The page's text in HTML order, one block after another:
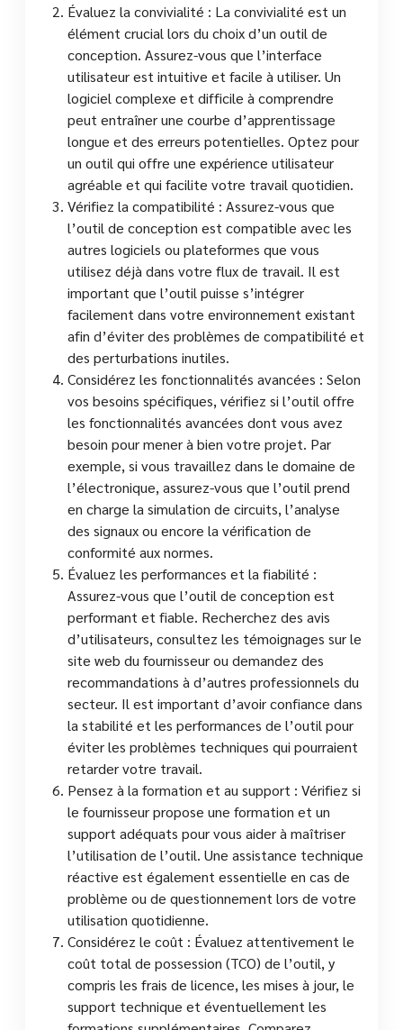
Évaluez la convivialité : La convivialité est un
élément crucial lors du choix d’un outil de
conception. Assurez-vous que l’interface
utilisateur est intuitive et facile à utiliser. Un
logiciel complexe et difficile à comprendre
peut entraîner une courbe d’apprentissage
longue et des erreurs potentielles. Optez pour
un outil qui offre une expérience utilisateur
agréable et qui facilite votre travail quotidien.
Vérifiez la compatibilité : Assurez-vous que
l’outil de conception est compatible avec les
autres logiciels ou plateformes que vous
utilisez déjà dans votre flux de travail. Il est
important que l’outil puisse s’intégrer
facilement dans votre environnement existant
afin d’éviter des problèmes de compatibilité et
des perturbations inutiles.
Considérez les fonctionnalités avancées : Selon
vos besoins spécifiques, vérifiez si l’outil offre
les fonctionnalités avancées dont vous avez
besoin pour mener à bien votre projet. Par
exemple, si vous travaillez dans le domaine de
l’électronique, assurez-vous que l’outil prend
en charge la simulation de circuits, l’analyse
des signaux ou encore la vérification de
conformité aux normes.
Évaluez les performances et la fiabilité :
Assurez-vous que l’outil de conception est
performant et fiable. Recherchez des avis
d’utilisateurs, consultez les témoignages sur le
site web du fournisseur ou demandez des
recommandations à d’autres professionnels du
secteur. Il est important d’avoir confiance dans
la stabilité et les performances de l’outil pour
éviter les problèmes techniques qui pourraient
retarder votre travail.
Pensez à la formation et au support : Vérifiez si
le fournisseur propose une formation et un
support adéquats pour vous aider à maîtriser
l’utilisation de l’outil. Une assistance technique
réactive est également essentielle en cas de
problème ou de questionnement lors de votre
utilisation quotidienne.
Considérez le coût : Évaluez attentivement le
coût total de possession (TCO) de l’outil, y
compris les frais de licence, les mises à jour, le
support technique et éventuellement les